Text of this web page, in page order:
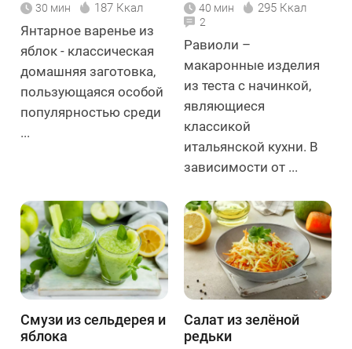
30 мин 187 Ккал
Янтарное варенье из
яблок - классическая
домашняя заготовка,
пользующаяся особой
популярностью среди
...
40 мин 295 Ккал
2
Равиоли –
макаронные изделия
из теста с начинкой,
являющиеся
классикой
итальянской кухни. В
зависимости от ...
Смузи из сельдерея и
яблока
Салат из зелёной
редьки